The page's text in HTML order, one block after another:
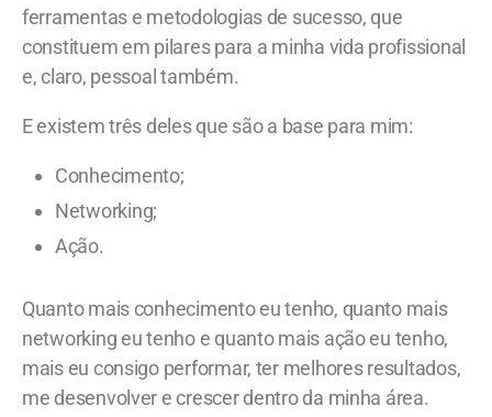
ferramentas e metodologias de sucesso, que
constituem em pilares para a minha vida profissional
e, claro, pessoal também.
E existem três deles que são a base para mim:
Conhecimento;
Networking;
Ação.
Quanto mais conhecimento eu tenho, quanto mais
networking eu tenho e quanto mais ação eu tenho,
mais eu consigo performar, ter melhores resultados,
me desenvolver e crescer dentro da minha área.